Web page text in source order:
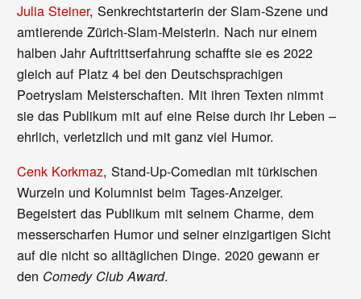
Julia Steiner, Senkrechtstarterin der Slam-Szene und
amtierende Zürich-Slam-Meisterin. Nach nur einem
halben Jahr Auftrittserfahrung schaffte sie es 2022
gleich auf Platz 4 bei den Deutschsprachigen
Poetryslam Meisterschaften. Mit ihren Texten nimmt
sie das Publikum mit auf eine Reise durch ihr Leben –
ehrlich, verletzlich und mit ganz viel Humor.
Cenk Korkmaz, Stand-Up-Comedian mit türkischen
Wurzeln und Kolumnist beim Tages-Anzeiger.
Begeistert das Publikum mit seinem Charme, dem
messerscharfen Humor und seiner einzigartigen Sicht
auf die nicht so alltäglichen Dinge. 2020 gewann er
den Comedy Club Award.